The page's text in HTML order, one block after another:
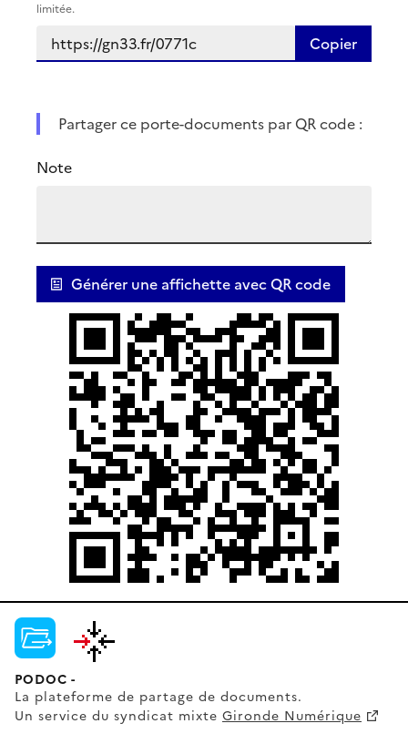
limitée.
Copier
Partager ce porte-documents par QR code :
Note
Générer une affichette avec QR code
PODOC -
La plateforme de partage de documents.
Un service du syndicat mixte Gironde Numérique